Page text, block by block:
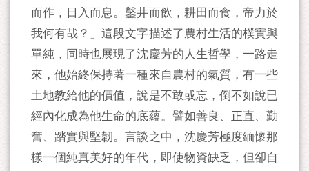
而作，日入而息。鑿井而飲，耕田而食，帝力於
我何有哉？」這段文字描述了農村生活的樸實與
單純，同時也展現了沈慶芳的人生哲學，一路走
來，他始終保持著一種來自農村的氣質，有一些
土地教給他的價值，說是不敢或忘，倒不如說已
經內化成為他生命的底蘊。譬如善良、正直、勤
奮、踏實與堅韌。言談之中，沈慶芳極度緬懷那
樣一個純真美好的年代，即使物資缺乏，但卻自